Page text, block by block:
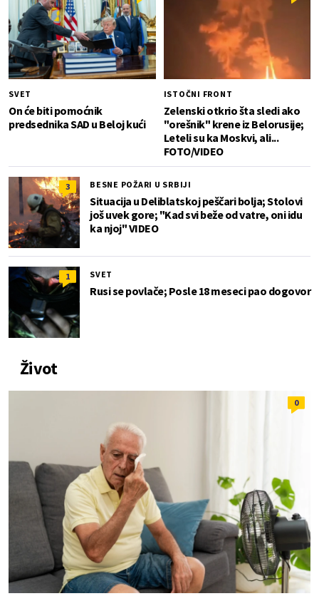
SVET
On će biti pomoćnik
predsednika SAD u Beloj kući
ISTOČNI FRONT
Zelenski otkrio šta sledi ako
"orešnik" krene iz Belorusije;
Leteli su ka Moskvi, ali...
FOTO/VIDEO
3 BESNE POŽARI U SRBIJI
Situacija u Deliblatskoj peščari bolja; Stolovi
još uvek gore; "Kad svi beže od vatre, oni idu
ka njoj" VIDEO
1 SVET
Rusi se povlače; Posle 18 meseci pao dogovor
Život
0